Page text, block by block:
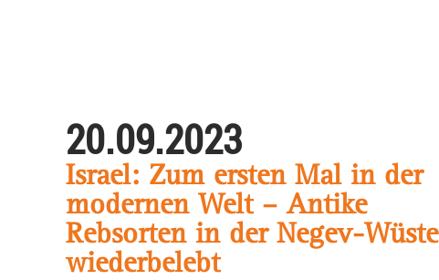
20.09.2023
Israel: Zum ersten Mal in der
modernen Welt – Antike
Rebsorten in der Negev-Wüste
wiederbelebt